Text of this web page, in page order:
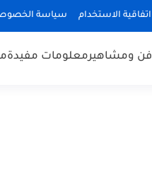
اتفاقية الاستخدام سياسة
فن ومشاهيرمعلومات مفيدة